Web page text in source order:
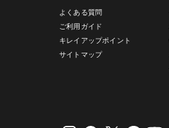
よくある質問
ご利用ガイド
キレイアップポイント
サイトマップ